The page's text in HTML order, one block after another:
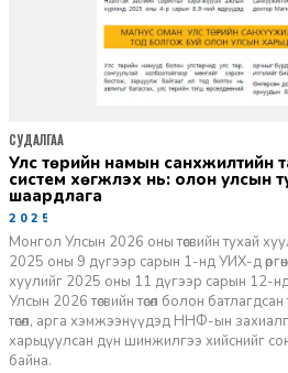
улс төрийн намын санхүүжилтийн тайлангийн цахим
систем хөгжүүлэх нь: олон улсын
шаардлага
2025-01-15
Монгол Улсын 2026 оны төсвийн тухай
2025 оны 9 дүгээр сарын 1-нд УИХ-д
хуулийг 2025 оны 11 дүгээр сарын 12-
Улсын 2026 төсвийн төсөл болон батлагдсан
төсөл, арга хэмжээнүүдэд ННФ-ын
харьцуулсан дүн шинжилгээ хийснийг
байна.
СУДАЛГАА